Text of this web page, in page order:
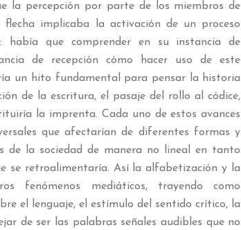
la percepción por parte de los miembros de
implicaba la activación de un proceso
había que comprender en su instancia de
de recepción cómo hacer uso de este
un hito fundamental para pensar la historia
de la escritura, el pasaje del rollo al códice,
la imprenta. Cada uno de estos avances
que afectarían de diferentes formas y
de la sociedad de manera no lineal en tanto
se retroalimentaría. Así la alfabetización y la
fenómenos mediáticos, trayendo como
el lenguaje, el estímulo del sentido crítico, la
de ser las palabras señales audibles que no